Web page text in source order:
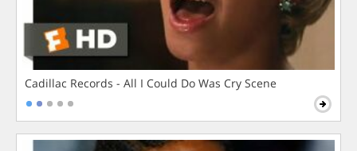
Cadillac Records - All I Could Do Was Cry Scene